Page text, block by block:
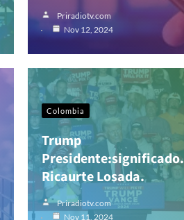
Priradiotv.com
Nov 12, 2024
Colombia
Trump
Presidente:significado.
Ricaurte Losada.
Priradiotv.com
Nov 11, 2024